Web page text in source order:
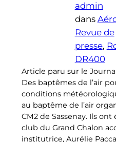
admin
dans
Revue de
presse,
DR400
Article paru sur le
Des baptêmes de l’air
conditions
au baptême de l’air
CM2 de Sassenay. Ils ont
club du Grand Chalon
institutrice, Aurélie